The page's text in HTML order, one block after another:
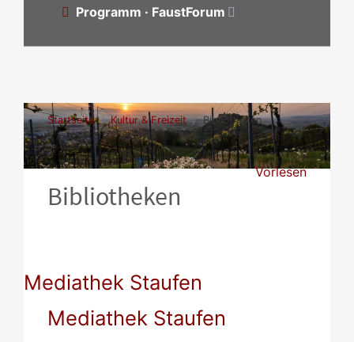
Programm · FaustForum
Startseite Kultur & Freizeit Bibliotheken
Vorlesen
Bibliotheken
Mediathek Staufen
Mediathek Staufen